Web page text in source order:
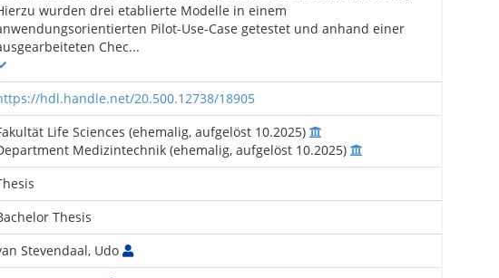
wurden drei etablierte Modelle in einem
Pilot-Use-Case getestet und anhand einer
Chec...
hdl.handle.net/20.500.12738/18905
Life Sciences (ehemalig, aufgelöst 10.2025)
Medizintechnik (ehemalig, aufgelöst 10.2025)
Thesis
Stevendaal, Udo